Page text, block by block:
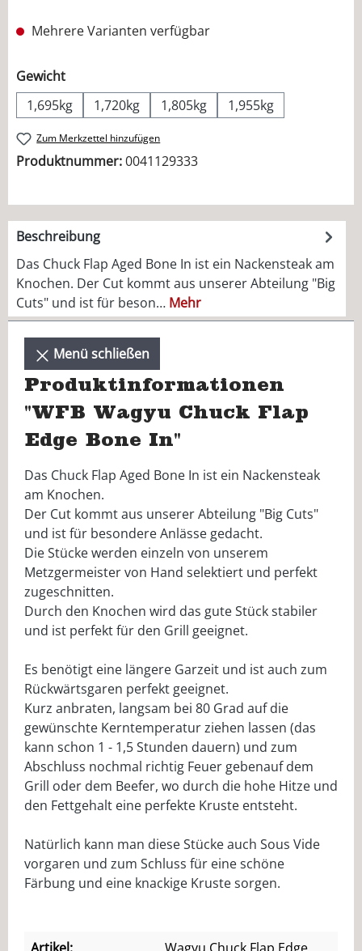
Mehrere Varianten verfügbar
Gewichtauswählen
1,695kg
1,720kg 1,805kg 1,955kg
Zum Merkzettel hinzufügen
Produktnummer:0041129333
Beschreibung
Das Chuck Flap Aged Bone In ist ein Nackensteak am
Knochen. Der Cut kommt aus unserer Abteilung "Big
Cuts" und ist für beson… Mehr
Menü schließen
Produktinformationen
"WFB Wagyu Chuck Flap
Edge Bone In"
Das Chuck Flap Aged Bone In ist ein Nackensteak
am Knochen.
Der Cut kommt aus unserer Abteilung "Big Cuts"
und ist für besondere Anlässe gedacht.
Die Stücke werden einzeln von unserem
Metzgermeister von Hand selektiert und perfekt
zugeschnitten.
Durch den Knochen wird das gute Stück stabiler
und ist perfekt für den Grill geeignet.
Es benötigt eine längere Garzeit und ist auch zum
Rückwärtsgaren perfekt geeignet.
Kurz anbraten, langsam bei 80 Grad auf die
gewünschte Kerntemperatur ziehen lassen (das
kann schon 1 - 1,5 Stunden dauern) und zum
Abschluss nochmal richtig Feuer gebenauf dem
Grill oder dem Beefer, wo durch die hohe Hitze und
den Fettgehalt eine perfekte Kruste entsteht.
Natürlich kann man diese Stücke auch Sous Vide
vorgaren und zum Schluss für eine schöne
Färbung und eine knackige Kruste sorgen.